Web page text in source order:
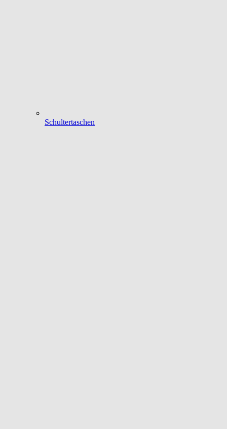
Schultertaschen